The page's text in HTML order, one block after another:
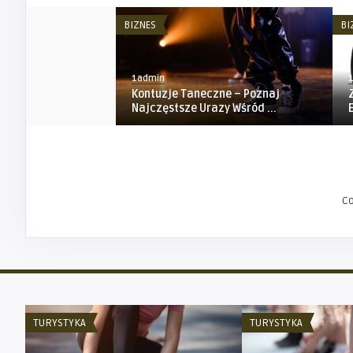
BIZNES
1admin
Kontuzje Taneczne – Poznaj
Najczęstsze Urazy Wśród ...
TURYSTYKA TURYSTYKA